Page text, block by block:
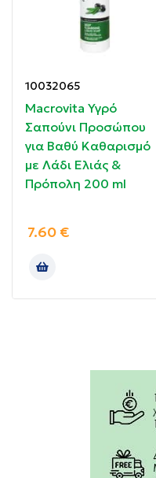
Κατάλληλο και για
Τονώνει,
Οδηγίες
Συστατικά:
Πλούσιο σε
βιταμίνη Ε φυτικής
AQUA(WATER),
OCTYLDODECANOL,
OIL, CETEARYL
10032065
Macrovita Υγρό
Σαπούνι Προσώπου
για Βαθύ Καθαρισμό
με Λάδι Ελιάς &
Πρόπολη 200 ml
7.60 €